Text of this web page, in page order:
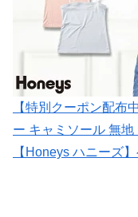
【特別クーポン配布
ー キャミソール 無
【Honeys ハニーズ